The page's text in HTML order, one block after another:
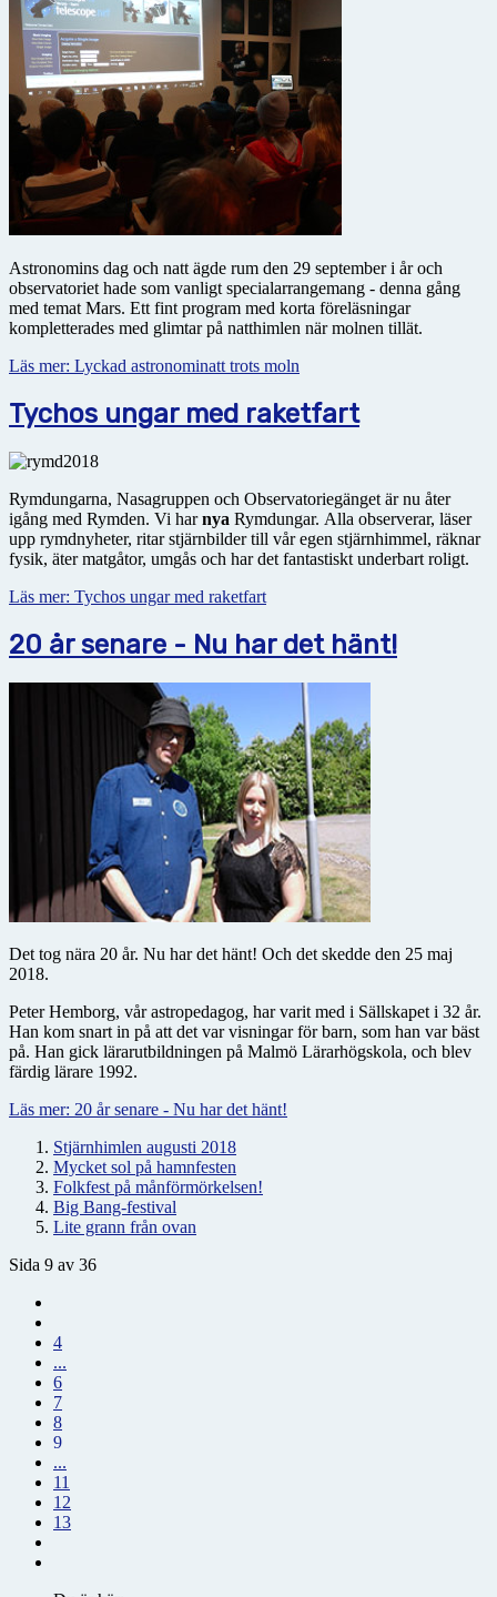
Astronomins dag och natt ägde rum den 29 september i år och
observatoriet hade som vanligt specialarrangemang - denna gång
med temat Mars. Ett fint program med korta föreläsningar
kompletterades med glimtar på natthimlen när molnen tillät.
Läs mer: Lyckad astronominatt trots moln
Tychos ungar med raketfart
Rymdungarna, Nasagruppen och Observatoriegänget är nu åter
igång med Rymden. Vi harnya Rymdungar. Alla observerar, läser
upp rymdnyheter, ritar stjärnbilder till vår egen stjärnhimmel, räknar
fysik, äter matgåtor, umgås och har det fantastiskt underbart roligt.
Läs mer: Tychos ungar med raketfart
20 år senare - Nu har det hänt!
Det tog nära 20 år. Nu har det hänt! Och det skedde den 25 maj
2018.
Peter Hemborg, vår astropedagog, har varit med i Sällskapet i 32 år.
Han kom snart in på att det var visningar för barn, som han var bäst
på. Han gick lärarutbildningen på Malmö Lärarhögskola, och blev
färdig lärare 1992.
Läs mer: 20 år senare - Nu har det hänt!
Stjärnhimlen augusti 2018
Mycket sol på hamnfesten
Folkfest på månförmörkelsen!
Big Bang-festival
Lite grann från ovan
Sida 9 av 36
4
...
6
7
8
9
...
11
12
13